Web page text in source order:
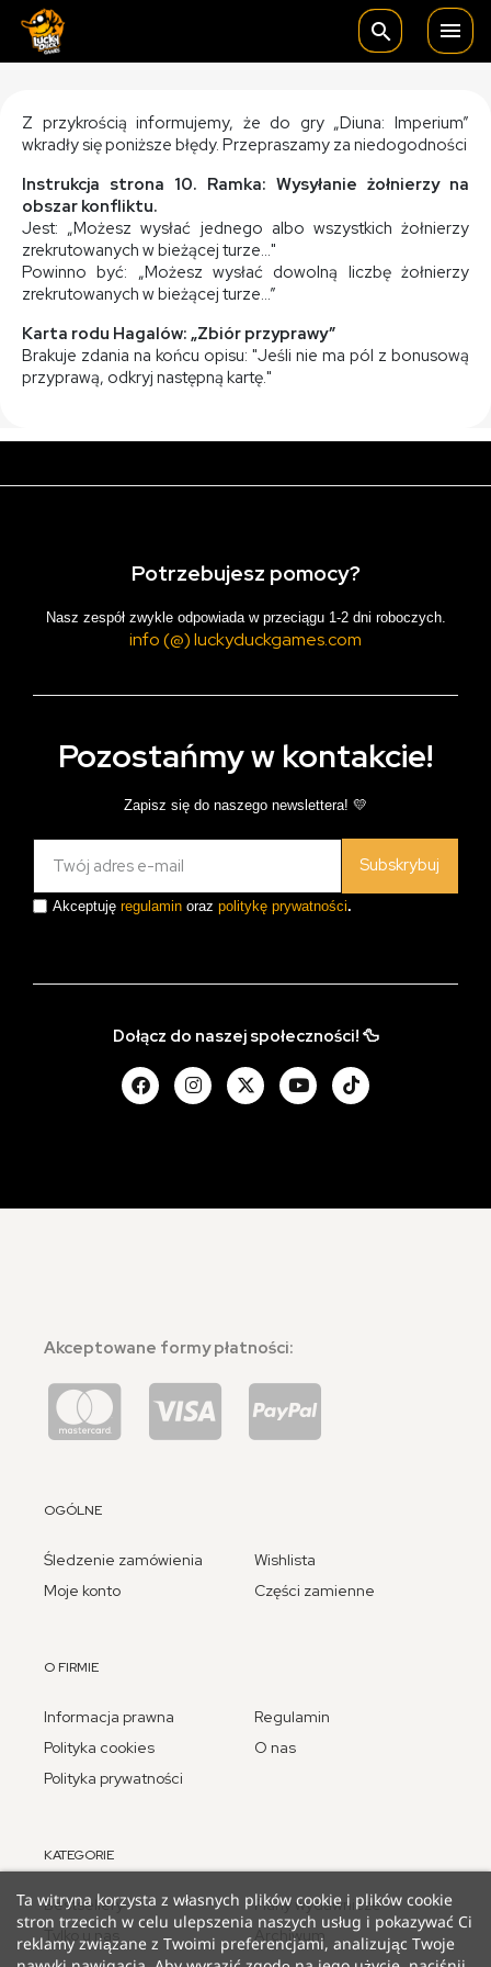
search 
Z przykrością informujemy, że do gry „Diuna: Imperium”
wkradły się poniższe błędy. Przepraszamy za niedogodności
Instrukcja strona 10. Ramka: Wysyłanie żołnierzy na
obszar konfliktu.
Jest: „Możesz wysłać jednego albo wszystkich żołnierzy
zrekrutowanych w bieżącej turze…"
Powinno być: „Możesz wysłać dowolną liczbę żołnierzy
zrekrutowanych w bieżącej turze…”
Karta rodu Hagalów: „Zbiór przyprawy”
Brakuje zdania na końcu opisu: "Jeśli nie ma pól z bonusową
przyprawą, odkryj następną kartę."
Potrzebujesz pomocy?
Nasz zespół zwykle odpowiada w przeciągu 1-2 dni roboczych.
info (@) luckyduckgames.com
Pozostańmy w kontakcie!
Zapisz się do naszego newslettera! 💛
Subskrybuj
Akceptuję regulamin oraz politykę prywatności.
Dołącz do naszej społeczności! 🦆
Akceptowane formy płatności:
OGÓLNE
Śledzenie zamówienia
Moje konto
Wishlista
Części zamienne
O FIRMIE
Informacja prawna
Polityka cookies
Polityka prywatności
Regulamin
O nas
KATEGORIE
Bestsellery
Tylko u nas
Plany wydawnicze
Archiwum
Ta witryna korzysta z własnych plików cookie i plików cookie
stron trzecich w celu ulepszenia naszych usług i pokazywać Ci
reklamy związane z Twoimi preferencjami, analizując Twoje